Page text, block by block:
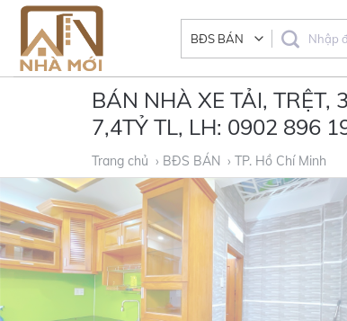
Skip
content
BÁN NHÀ XE TẢI, TRỆT,
7,4TỶ TL, LH: 0902 896
Trang chủ › BĐS BÁN › TP. Hồ Chí Minh